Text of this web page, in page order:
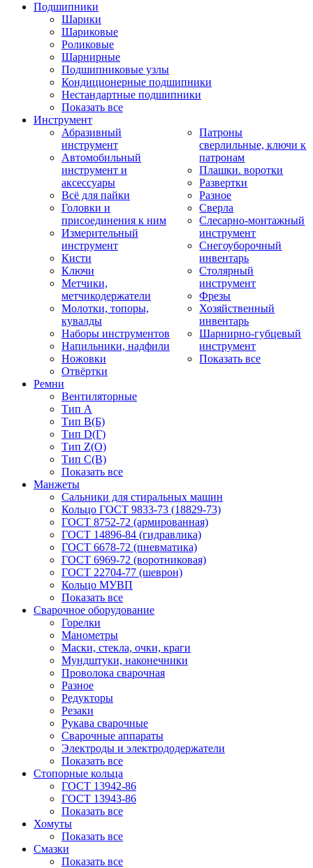
Подшипники
Шарики
Шариковые
Роликовые
Шарнирные
Подшипниковые узлы
Кондиционерные подшипники
Нестандартные подшипники
Показать все
Инструмент
Абразивный
инструмент
Автомобильный
инструмент и
аксессуары
Всё для пайки
Головки и
присоединения к ним
Измерительный
инструмент
Кисти
Ключи
Метчики,
метчикодержатели
Молотки, топоры,
кувалды
Наборы инструментов
Напильники, надфили
Ножовки
Отвёртки
Патроны
сверлильные, ключи к
патронам
Плашки. воротки
Развертки
Разное
Сверла
Слесарно-монтажный
инструмент
Снегоуборочный
инвентарь
Столярный
инструмент
Фрезы
Хозяйственный
инвентарь
Шарнирно-губцевый
инструмент
Показать все
Ремни
Вентиляторные
Тип A
Тип B(Б)
Тип D(Г)
Тип Z(O)
Тип С(В)
Показать все
Манжеты
Сальники для стиральных машин
Кольцо ГОСТ 9833-73 (18829-73)
ГОСТ 8752-72 (армированная)
ГОСТ 14896-84 (гидравлика)
ГОСТ 6678-72 (пневматика)
ГОСТ 6969-72 (воротниковая)
ГОСТ 22704-77 (шеврон)
Кольцо МУВП
Показать все
Сварочное оборудование
Горелки
Манометры
Маски, стекла, очки, краги
Мундштуки, наконечники
Проволока сварочная
Разное
Редукторы
Резаки
Рукава сварочные
Сварочные аппараты
Электроды и электрододержатели
Показать все
Стопорные кольца
ГОСТ 13942-86
ГОСТ 13943-86
Показать все
Хомуты
Показать все
Смазки
Показать все